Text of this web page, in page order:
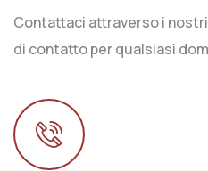
Contattaci attraverso i
di contatto per qualsiasi